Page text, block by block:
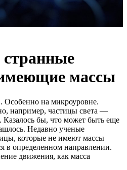
массы
на микроуровне.
например, частицы света —
бы, что может быть еще
Недавно ученые
которые не имеют массы
в определенном направлении.
движения, как масса